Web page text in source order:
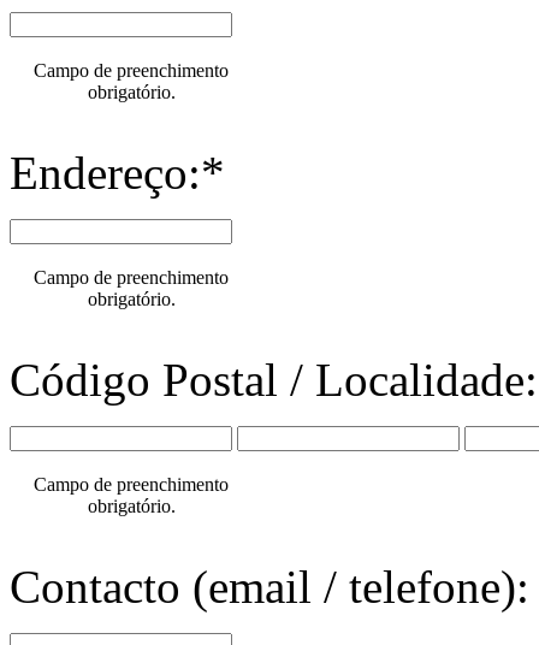
Campo de preenchimento
obrigatório.
Endereço:*
Campo de preenchimento
obrigatório.
Código Postal /
Campo de preenchimento
obrigatório.
Contacto (email /